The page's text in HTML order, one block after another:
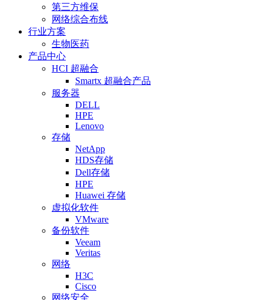
第三方维保
网络综合布线
行业方案
生物医药
产品中心
HCI 超融合
Smartx 超融合产品
服务器
DELL
HPE
Lenovo
存储
NetApp
HDS存储
Dell存储
HPE
Huawei 存储
虚拟化软件
VMware
备份软件
Veeam
Veritas
网络
H3C
Cisco
网络安全